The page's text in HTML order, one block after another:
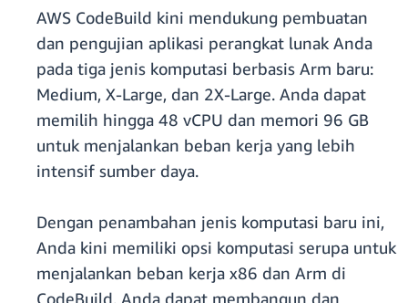
AWS CodeBuild kini mendukung pembuatan
dan pengujian aplikasi perangkat lunak Anda
pada tiga jenis komputasi berbasis Arm baru:
Medium, X-Large, dan 2X-Large. Anda dapat
memilih hingga 48 vCPU dan memori 96 GB
untuk menjalankan beban kerja yang lebih
intensif sumber daya.
Dengan penambahan jenis komputasi baru ini,
Anda kini memiliki opsi komputasi serupa untuk
menjalankan beban kerja x86 dan Arm di
CodeBuild. Anda dapat membangun dan